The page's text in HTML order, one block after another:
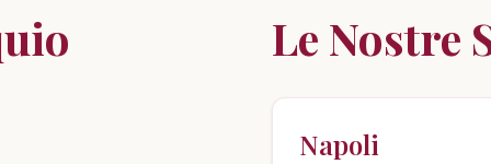
Le Nostre
Napoli